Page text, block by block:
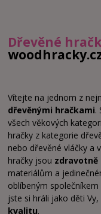
Dřevěné
Vítejte na jednom z
dřevěnými hračkami.
všech věkových
hračky z kategorie
nebo dřevěné vláčky a
hračky jsou zdravotně
materiálům a
oblíbeným
jste si hráli jako děti Vy,
kvalitu.